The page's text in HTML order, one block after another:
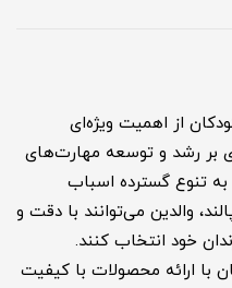
از اهمیت ویژه‌ای
بر رشد و توسعه مهارت‌های
تنوع گسترده اسباب
والدین می‌توانند با دقت و
خود انتخاب کنند.
با ارائه محصولات با کیفیت